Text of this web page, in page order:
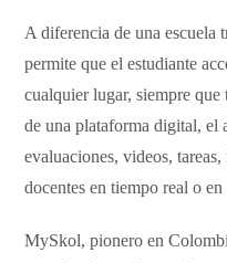
A diferencia de una escuela
permite que el estudiante
cualquier lugar, siempre
de una plataforma digital, el
evaluaciones, videos,
docentes en tiempo real o
MySkol, pionero en